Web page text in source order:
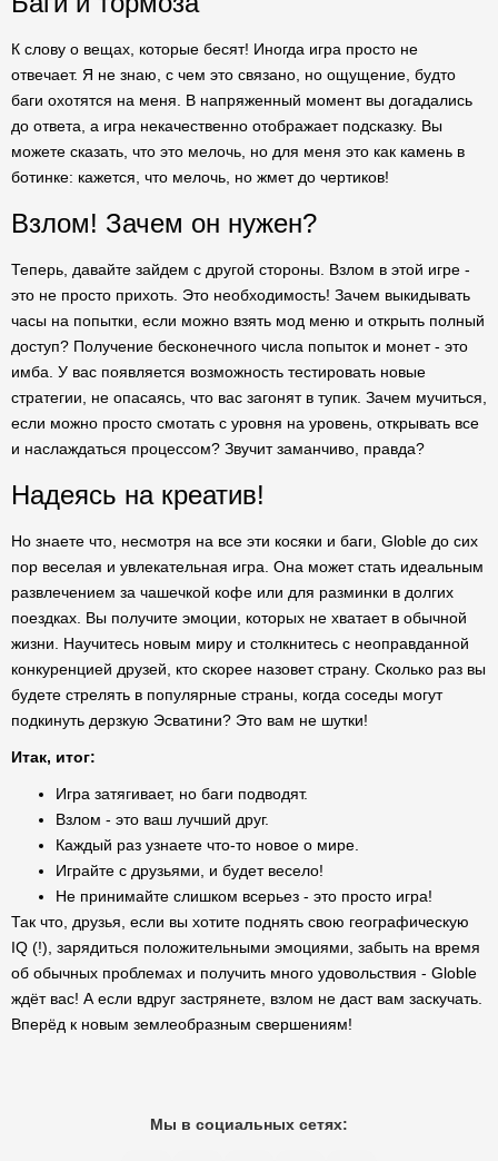
К слову о вещах, которые бесят! Иногда игра просто не
отвечает. Я не знаю, с чем это связано, но ощущение, будто
баги охотятся на меня. В напряженный момент вы догадались
до ответа, а игра некачественно отображает подсказку. Вы
можете сказать, что это мелочь, но для меня это как камень в
ботинке: кажется, что мелочь, но жмет до чертиков!
Взлом! Зачем он нужен?
Теперь, давайте зайдем с другой стороны. Взлом в этой игре -
это не просто прихоть. Это необходимость! Зачем выкидывать
часы на попытки, если можно взять мод меню и открыть полный
доступ? Получение бесконечного числа попыток и монет - это
имба. У вас появляется возможность тестировать новые
стратегии, не опасаясь, что вас загонят в тупик. Зачем мучиться,
если можно просто смотать с уровня на уровень, открывать все
и наслаждаться процессом? Звучит заманчиво, правда?
Надеясь на креатив!
Но знаете что, несмотря на все эти косяки и баги, Globle до сих
пор веселая и увлекательная игра. Она может стать идеальным
развлечением за чашечкой кофе или для разминки в долгих
поездках. Вы получите эмоции, которых не хватает в обычной
жизни. Научитесь новым миру и столкнитесь с неоправданной
конкуренцией друзей, кто скорее назовет страну. Сколько раз вы
будете стрелять в популярные страны, когда соседы могут
подкинуть дерзкую Эсватини? Это вам не шутки!
Итак, итог:
Игра затягивает, но баги подводят.
Взлом - это ваш лучший друг.
Каждый раз узнаете что-то новое о мире.
Играйте с друзьями, и будет весело!
Не принимайте слишком всерьез - это просто игра!
Так что, друзья, если вы хотите поднять свою географическую
IQ (!), зарядиться положительными эмоциями, забыть на время
об обычных проблемах и получить много удовольствия - Globle
ждёт вас! А если вдруг застрянете, взлом не даст вам заскучать.
Вперёд к новым землеобразным свершениям!
Мы в социальных сетях: